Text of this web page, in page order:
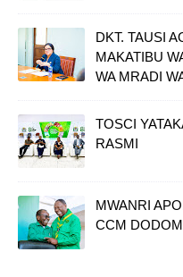
DKT. TAUSI
MAKATIBU
WA MRADI
TOSCI
RASMI
MWANRI
CCM